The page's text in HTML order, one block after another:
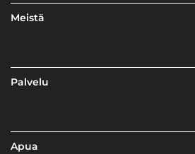
Meistä
Palvelu
Apua